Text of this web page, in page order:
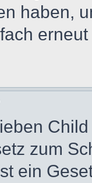
haben,
zum
ein